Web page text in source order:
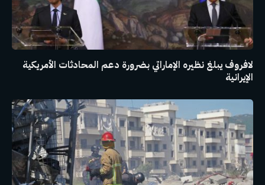
لافروف يبلغ نظيره الإماراتي بضرورة دعم المحادثات الأمريكية
الإيرانية